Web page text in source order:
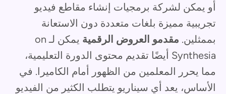
أو يمكن لشركة برمجيات إنشاء مقاطع فيديو
تجريبية مميزة بلغات متعددة دون الاستعانة
بممثلين. مقدمو العروض الرقمية
يمكن لـ on
Synthesia أيضًا تقديم محتوى الدورة التعليمية،
مما يحرر المعلمين من الظهور أمام الكاميرا. في
الأساس، يعد أي سيناريو يتطلب الكثير من الفيديو